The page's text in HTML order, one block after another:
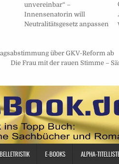
unvereinbar“ –
Innensenatorin will
Neutralitätsgesetz anpassen
über GKV-Reform ab
Die Frau mit der rauen Stimme –